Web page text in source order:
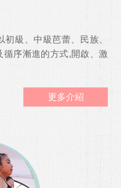
級、中級芭蕾、民族、
序漸進的方式,開啟、激
更多介紹